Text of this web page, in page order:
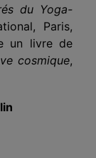
du Yoga-
Paris,
un livre de
cosmique,